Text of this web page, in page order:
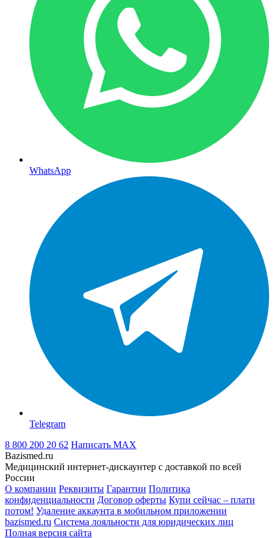
WhatsApp
Telegram
8 800 200 20 62 Написать MAX
Bazismed.ru
Медицинский интернет-дискаунтер с доставкой по всей
России
О компании Реквизиты Гарантии Политика
конфиденциальности Договор оферты Купи сейчас – плати
потом! Удаление аккаунта в мобильном приложении
bazismed.ru Система лояльности для юридических лиц
Полная версия сайта